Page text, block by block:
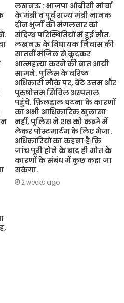
लखनऊ : भाजपा ओबीसी मोर्चा
के मंत्री व पूर्व राज्य मंत्री नानक
दीन भुर्जी की मंगलवार को
संदिग्ध परिस्थितियों में हुई मौत.
लखनऊ के विधायक निवास की
सातवीं मंजिल से कूदकर
आत्महत्या करने की बात आयी
सामने. पुलिस के वरिष्ठ
अधिकारी मौके पर, बेटे उत्तम और
पुरुषोत्तम सिविल अस्पताल
पहुंचे. फ़िलहाल घटना के कारणों
का अभी आधिकारिक खुलासा
नहीं, पुलिस ने शव को कब्जे में
लेकर पोस्टमार्टम के लिए भेजा.
अधिकारियों का कहना है कि
जांच पूरी होने के बाद ही मौत के
कारणों के संबंध में कुछ कहा जा
सकेगा.
2 weeks ago